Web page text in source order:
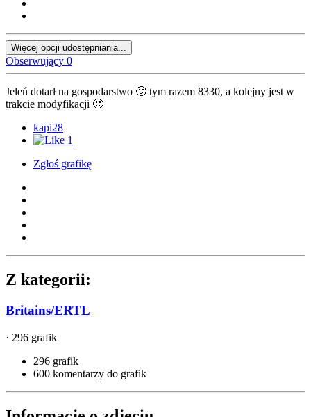
Więcej opcji udostępniania...
Obserwujący 0
Jeleń dotarł na gospodarstwo 🙂 tym razem 8330, a kolejny jest w
trakcie modyfikacji 🙂
kapi28
1
Zgłoś grafikę
Z kategorii:
Britains/ERTL
· 296 grafik
296 grafik
600 komentarzy do grafik